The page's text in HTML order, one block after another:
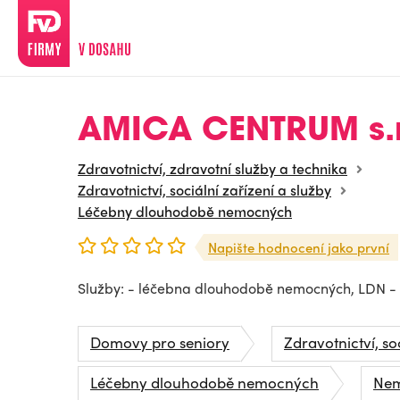
AMICA CENTRUM
Zdravotnictví, zdravotní služby a technika
Zdravotnictví, sociální zařízení a služby
Léčebny dlouhodobě nemocných
Napište hodnocení jako první
Služby: - léčebna dlouhodobě nemocných, LDN
Domovy pro seniory
Zdravotnictví,
Léčebny dlouhodobě nemocných